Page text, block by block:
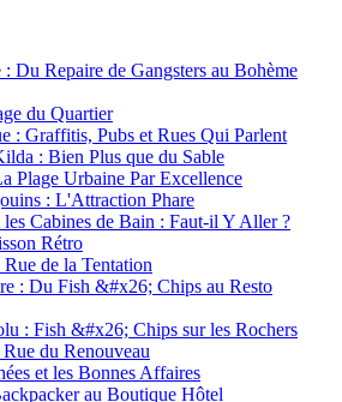
Du Repaire de Gangsters au Bohème
du Quartier
: Graffitis, Pubs et Rues Qui Parlent
: Bien Plus que du Sable
Plage Urbaine Par Excellence
: L'Attraction Phare
Cabines de Bain : Faut-il Y Aller ?
Rétro
de la Tentation
: Du Fish &#x26; Chips au Resto
: Fish &#x26; Chips sur les Rochers
du Renouveau
et les Bonnes Affaires
au Boutique Hôtel